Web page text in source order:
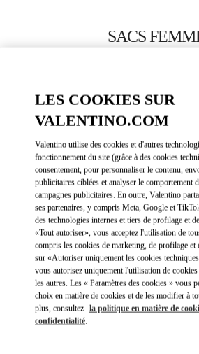
SACS
APPELLE MAINTENANT
PLUS DE DÉTAILS
OBTENIR DES
Link
LES COOKIES SUR
VALENTINO.COM
Valentino utilise des cookies et d'autres
fonctionnement du site (grâce à des cookies
consentement, pour personnaliser le contenu,
publicitaires ciblées et analyser le comportement
campagnes publicitaires. En outre, Valentino
ses partenaires, y compris Meta, Google et
des technologies internes et tiers de profilage et
«Tout autoriser», vous acceptez l'utilisation de
compris les cookies de marketing, de profilage et
sur «Autoriser uniquement les cookies
vous autorisez uniquement l'utilisation de
les autres. Les « Paramètres des cookies » vous
choix en matière de cookies et de les modifier à
plus, consultez la politique en matière de
confidentialité.